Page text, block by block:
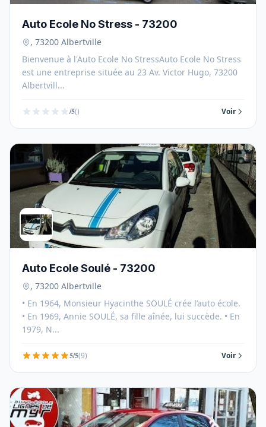
Auto Ecole No Stress - 73200
, 73200 Albertville
Bienvenue à l'Auto Ecole No StressAuto Ecole No Stress
est une entreprise située au 23 Av. Victor Hugo, 73200
Albertvill...
/5() Voir
Auto Ecole Soulé - 73200
, 73200 Albertville
• En 1964, Monsieur Hyacinthe SOULÉ crée l’auto école.
• En 1969, Annie SOULÉ, sa fille aînée, lui succède. • En
1979, N...
5/5(9) Voir